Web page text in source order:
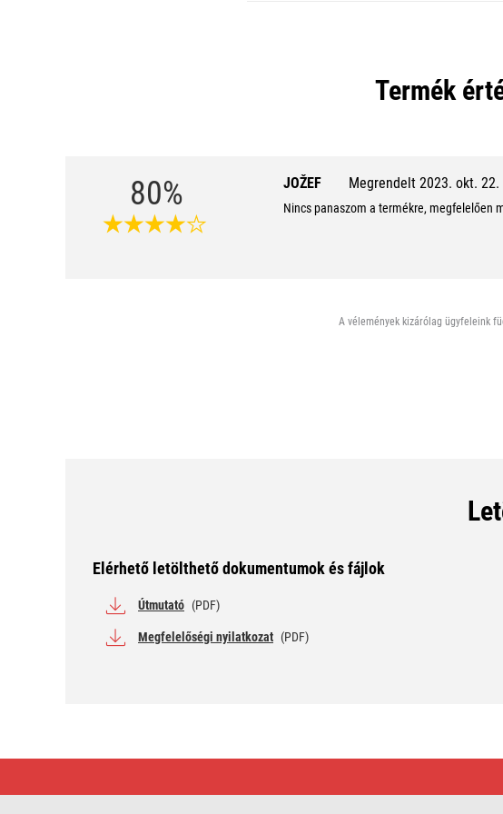
Termék ,
%
1
80% JOŽEF Megrendelt 2023. okt. 22.
Nincs panaszom a termékre, megfelelően
A vélemények kizárólag ügyfeleink
Elérhető letölthető dokumentumok és fájlok
Útmutató (PDF)
Megfelelőségi nyilatkozat (PDF)
időkapcsoló